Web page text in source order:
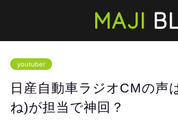
MAJI
youtuber
日産自動車ラジオCMの声
ね)が担当で神回？